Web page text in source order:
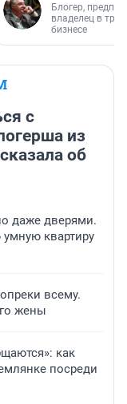
Блогер,
владелец в
бизнесе
с
из
об
даже дверями.
квартиру
всему.
жены
как
посреди